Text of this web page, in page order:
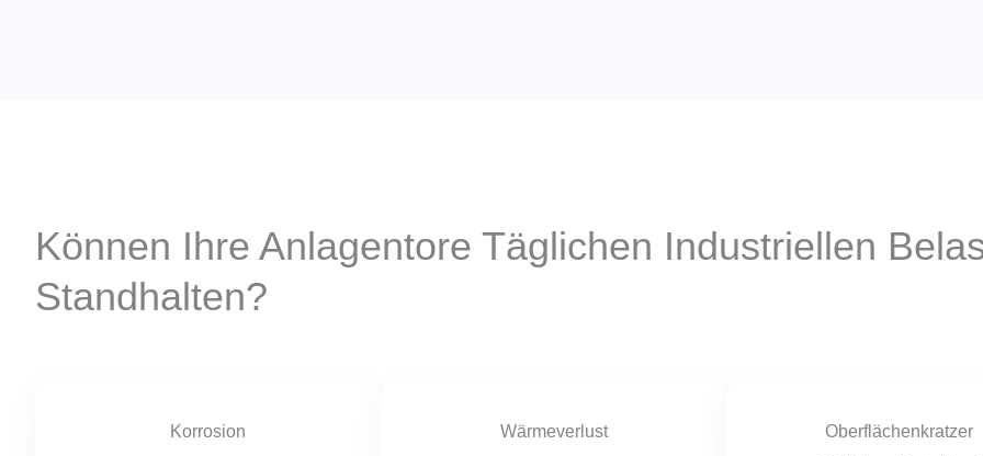
Können Ihre Anlagentore Täglichen Industriellen
Standhalten?
Korrosion Wärmeverlust
Oberflächenkratzer